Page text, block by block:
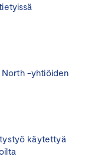
North -yhtiöiden
käytettyä